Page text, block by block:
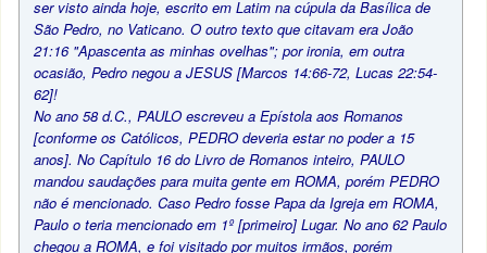
ser visto ainda hoje, escrito em Latim na cúpula da Basílica de
São Pedro, no Vaticano. O outro texto que citavam era João
21:16 "Apascenta as minhas ovelhas"; por ironia, em outra
ocasião, Pedro negou a JESUS [Marcos 14:66-72, Lucas 22:54-
62]!
No ano 58 d.C., PAULO escreveu a Epístola aos Romanos
[conforme os Católicos, PEDRO deveria estar no poder a 15
anos]. No Capítulo 16 do Livro de Romanos inteiro, PAULO
mandou saudações para muita gente em ROMA, porém PEDRO
não é mencionado. Caso Pedro fosse Papa da Igreja em ROMA,
Paulo o teria mencionado em 1º [primeiro] Lugar. No ano 62 Paulo
chegou a ROMA, e foi visitado por muitos irmãos, porém